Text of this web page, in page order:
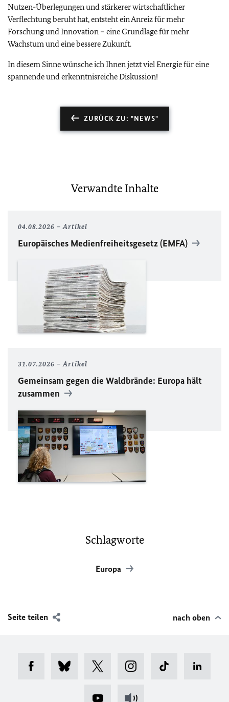
Nutzen-Überlegungen und stärkerer wirtschaftlicher
Verflechtung beruht hat, entsteht ein Anreiz für mehr
Forschung und Innovation – eine Grundlage für mehr
Wachstum und eine bessere Zukunft.
In diesem Sinne wünsche ich Ihnen jetzt viel Energie für eine
spannende und erkenntnisreiche Diskussion!
ZURÜCK ZU: "NEWS"
Verwandte Inhalte
04.08.2026 Artikel
Europäisches Medienfreiheitsgesetz (EMFA)
31.07.2026 Artikel
Gemeinsam gegen die Waldbrände: Europa hält
zusammen
Schlagworte
Europa
Seite teilen nach oben